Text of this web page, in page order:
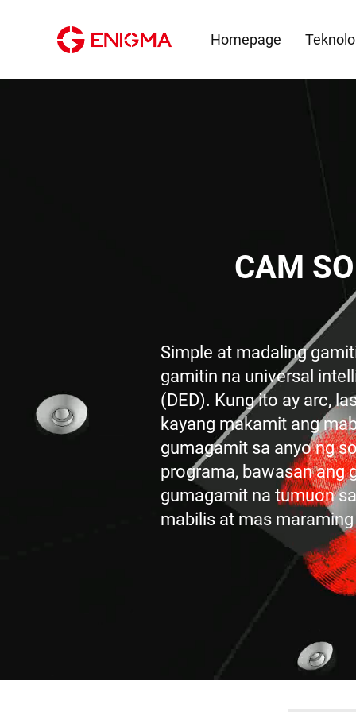
Homepage
CAM
Simple at madaling
gamitin na universal
(DED). Kung ito ay arc,
kayang makamit ang
gumagamit sa anyo ng
programa, bawasan ang
gumagamit na tumuon
mabilis at mas